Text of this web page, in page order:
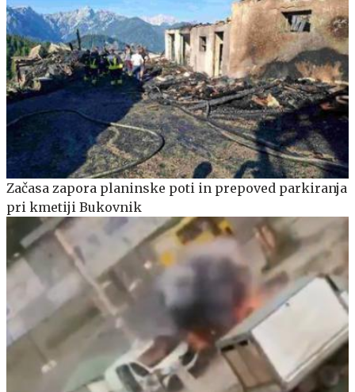
Začasa zapora planinske poti in prepoved parkiranja
pri kmetiji Bukovnik